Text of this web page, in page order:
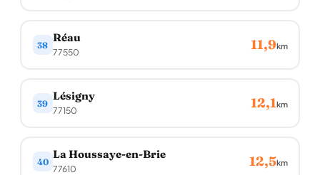
38
Réau
77550 11,9km
39
Lésigny
77150 12,1km
40
La Houssaye-en-Brie
77610 12,5km